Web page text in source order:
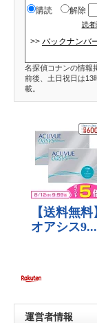
購読 解除
読者
>> バックナンバ
名探偵コナンの情報
前後、土日祝日は13
載。
運営者情報